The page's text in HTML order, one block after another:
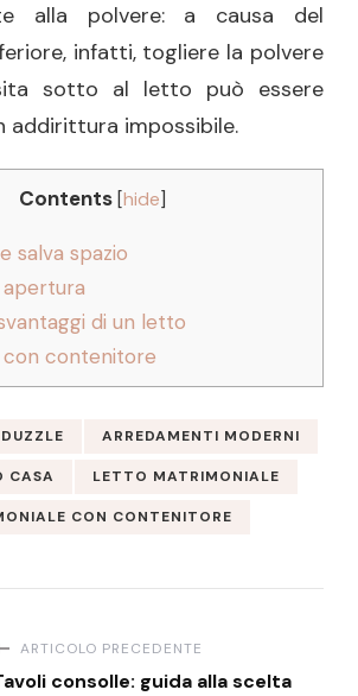
alla polvere: a causa del
infatti, togliere la polvere
sotto al letto può essere
addirittura impossibile.
Contents [hide
salva spazio
di un letto
contenitore
ARREDAMENTI MODERNI
CASA LETTO MATRIMONIALE
CON CONTENITORE
ARTICOLO PRECEDENTE
consolle: guida alla scelta